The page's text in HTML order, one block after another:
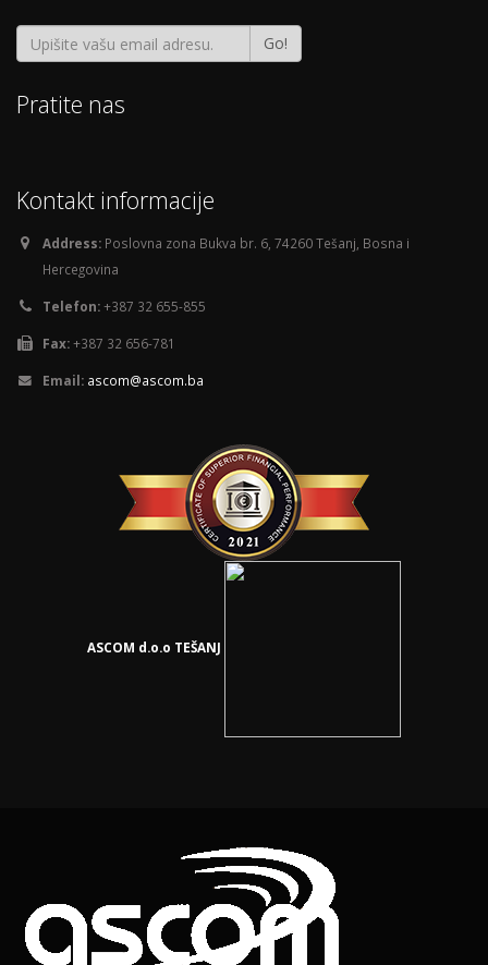
Go!
Pratite nas
Kontakt informacije
Address: Poslovna zona Bukva br. 6, 74260 Tešanj, Bosna i
Hercegovina
Telefon:+387 32 655-855
Fax:+387 32 656-781
Email: ascom@ascom.ba
ASCOM d.o.o TEŠANJ